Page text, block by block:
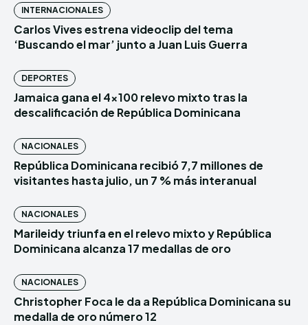
INTERNACIONALES
Carlos Vives estrena videoclip del tema
‘Buscando el mar’ junto a Juan Luis Guerra
DEPORTES
Jamaica gana el 4×100 relevo mixto tras la
descalificación de República Dominicana
NACIONALES
República Dominicana recibió 7,7 millones de
visitantes hasta julio, un 7 % más interanual
NACIONALES
Marileidy triunfa en el relevo mixto y República
Dominicana alcanza 17 medallas de oro
NACIONALES
Christopher Foca le da a República Dominicana su
medalla de oro número 12